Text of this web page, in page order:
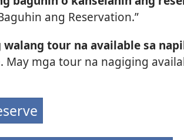
ang Reservation.”
walang tour na available sa
May mga tour na nagiging